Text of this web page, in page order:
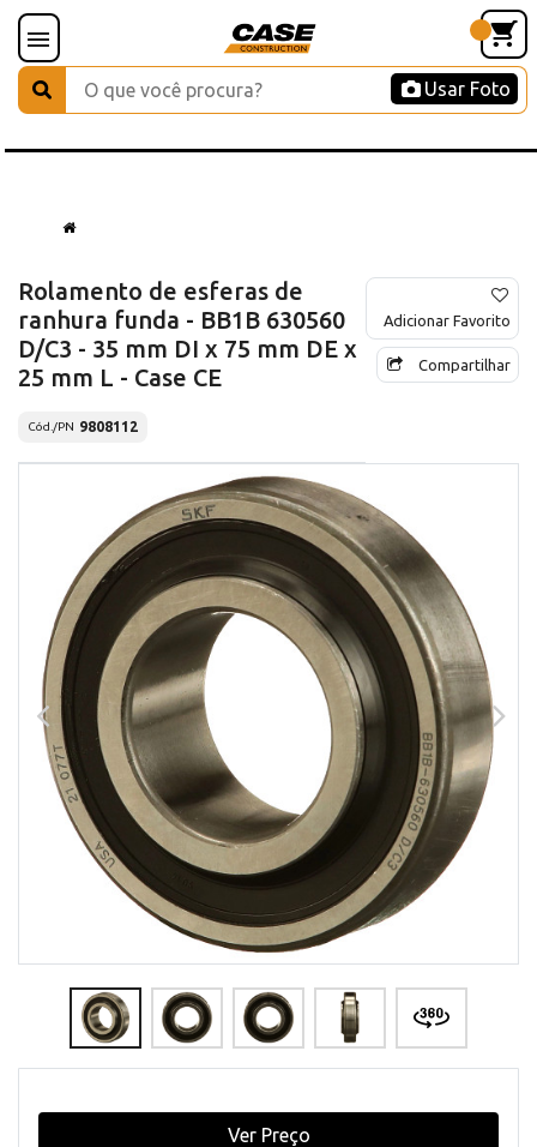
Usar Foto
Rolamento de esferas de
ranhura funda - BB1B 630560
D/C3 - 35 mm DI x 75 mm DE x
25 mm L - Case CE
Cód./PN 9808112
Adicionar Favorito
Compartilhar
Ver Preço